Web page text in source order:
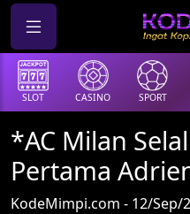
SLOT CASINO SPORT
*AC Milan
Pertama
KodeMimpi.com - 12/Sep/